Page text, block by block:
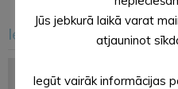
Iesakām arī šo
Jūs jebkurā laikā varat
atjauninot
Iegūt vairāk informācijas